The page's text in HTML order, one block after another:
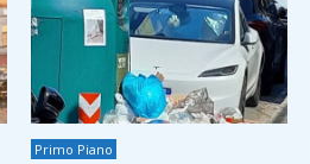
Primo Piano